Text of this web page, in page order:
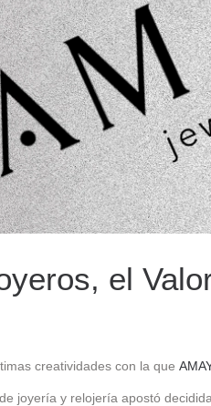
el
creatividades con la que
joyería y relojería apostó